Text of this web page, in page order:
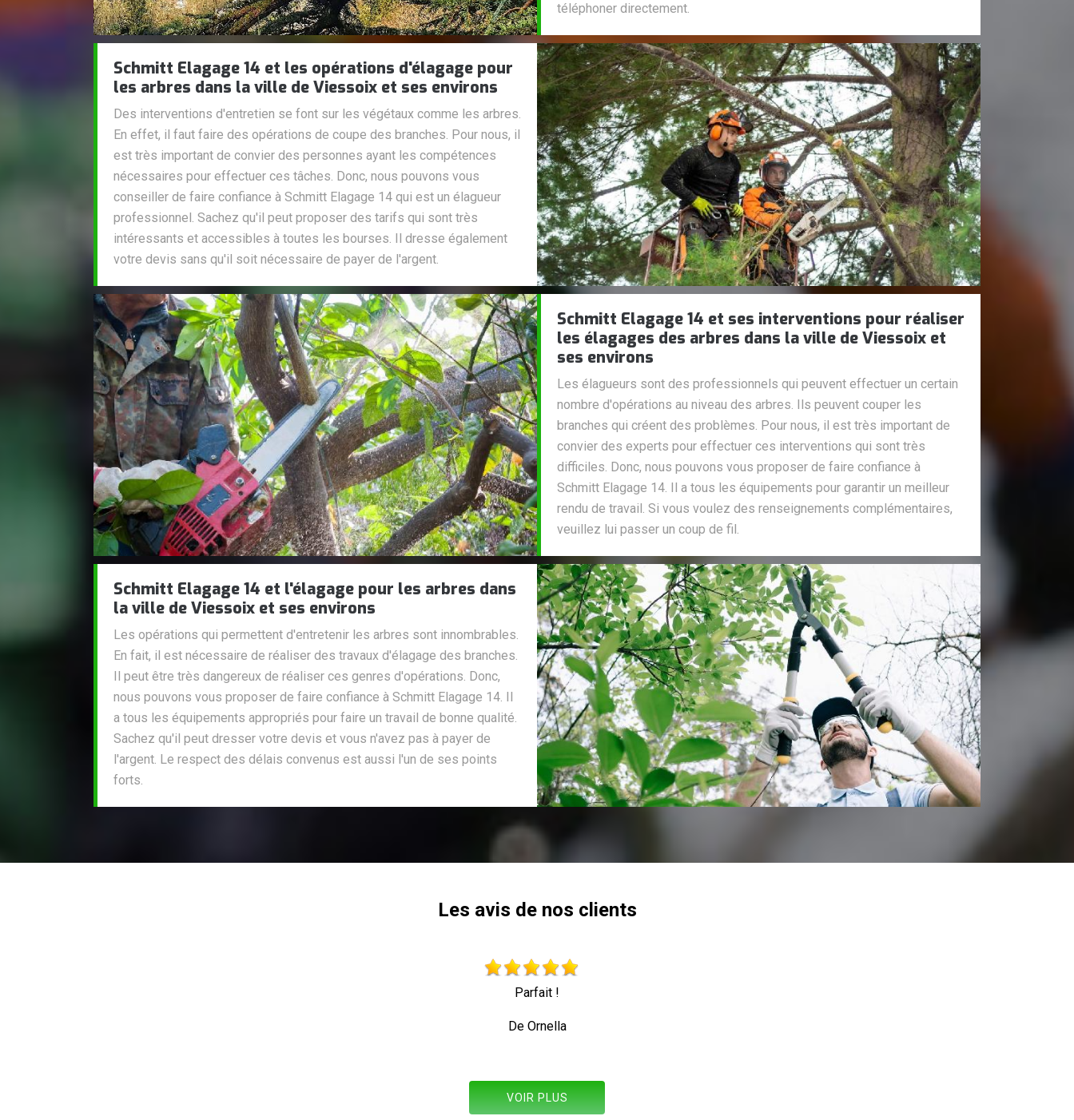
téléphoner directement.
Schmitt Elagage 14 et les opérations d'élagage pour
les arbres dans la ville de Viessoix et ses environs
Des interventions d'entretien se font sur les végétaux comme les arbres.
En effet, il faut faire des opérations de coupe des branches. Pour nous, il
est très important de convier des personnes ayant les compétences
nécessaires pour effectuer ces tâches. Donc, nous pouvons vous
conseiller de faire confiance à Schmitt Elagage 14 qui est un élagueur
professionnel. Sachez qu'il peut proposer des tarifs qui sont très
intéressants et accessibles à toutes les bourses. Il dresse également
votre devis sans qu'il soit nécessaire de payer de l'argent.
Schmitt Elagage 14 et ses interventions pour réaliser
les élagages des arbres dans la ville de Viessoix et
ses environs
Les élagueurs sont des professionnels qui peuvent effectuer un certain
nombre d'opérations au niveau des arbres. Ils peuvent couper les
branches qui créent des problèmes. Pour nous, il est très important de
convier des experts pour effectuer ces interventions qui sont très
difficiles. Donc, nous pouvons vous proposer de faire confiance à
Schmitt Elagage 14. Il a tous les équipements pour garantir un meilleur
rendu de travail. Si vous voulez des renseignements complémentaires,
veuillez lui passer un coup de fil.
Schmitt Elagage 14 et l'élagage pour les arbres dans
la ville de Viessoix et ses environs
Les opérations qui permettent d'entretenir les arbres sont innombrables.
En fait, il est nécessaire de réaliser des travaux d'élagage des branches.
Il peut être très dangereux de réaliser ces genres d'opérations. Donc,
nous pouvons vous proposer de faire confiance à Schmitt Elagage 14. Il
a tous les équipements appropriés pour faire un travail de bonne qualité.
Sachez qu'il peut dresser votre devis et vous n'avez pas à payer de
l'argent. Le respect des délais convenus est aussi l'un de ses points
forts.
Les avis de nos clients
Parfait !
De Ornella
VOIR PLUS